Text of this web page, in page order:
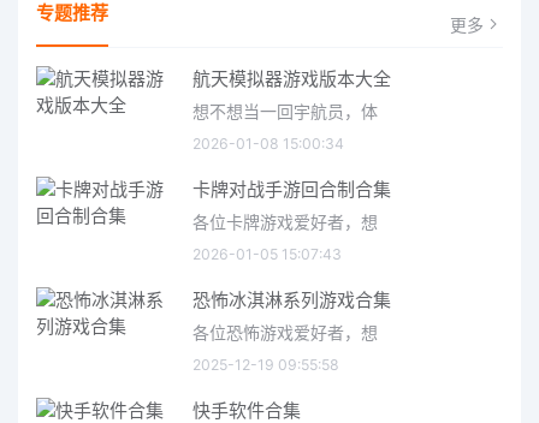
专题推荐 更多
航天模拟器游戏版本大全
想不想当一回宇航员，体
2026-01-08 15:00:34
卡牌对战手游回合制合集
各位卡牌游戏爱好者，想
2026-01-05 15:07:43
恐怖冰淇淋系列游戏合集
各位恐怖游戏爱好者，想
2025-12-19 09:55:58
快手软件合集